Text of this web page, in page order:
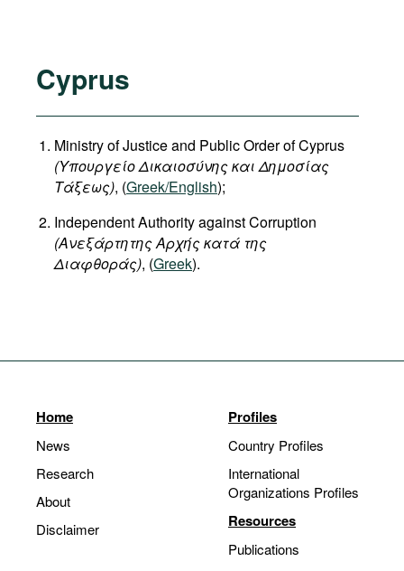
Cyprus
Ministry of Justice and Public Order of Cyprus
(ΥπουργείοΔικαιοσύνηςκαι Δημοσίας
Τάξεως), (Greek/English);
Independent Authority against Corruption
(Ανεξάρτητης Αρχής κατά της
Διαφθοράς), (Greek).
Home
News
Research
About
Disclaimer
Profiles
Country Profiles
International
Organizations Profiles
Resources
Publications